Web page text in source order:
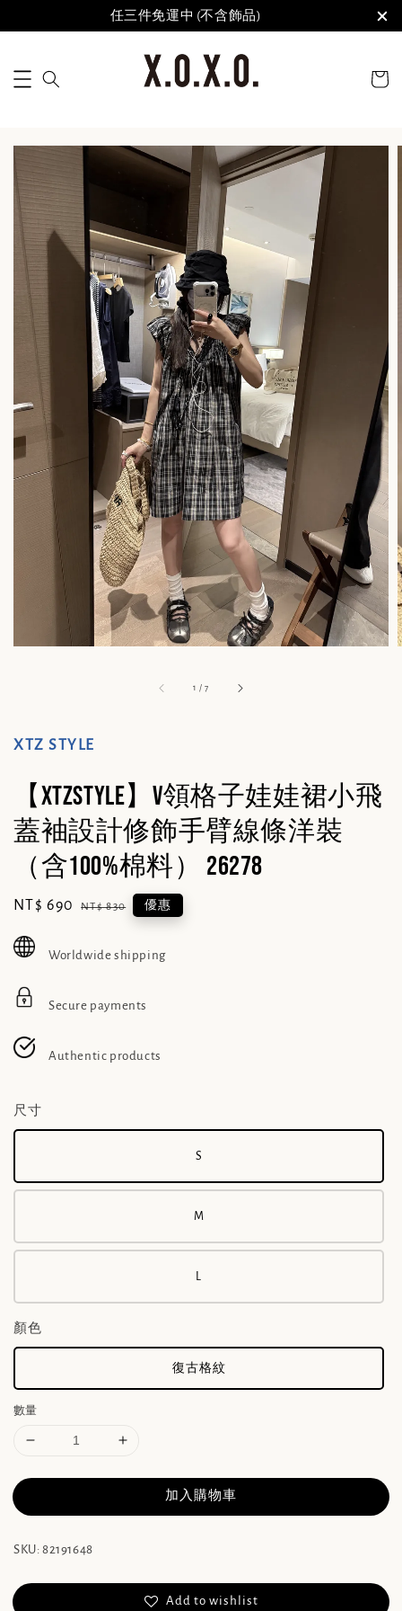
任三件免運中 (不含飾品)
1 /7
XTZ STYLE
【XTZSTYLE】V領格子娃娃裙小飛
蓋袖設計修飾手臂線條洋裝
（含100%棉料） 26278
Sale
NT$ 690 Regular
NT$ 830 優惠
Worldwide shipping
Secure payments
Authentic products
尺寸
S
M
L
顏色
復古格紋
數量
加入購物車
SKU: 82191648
Add to wishlist